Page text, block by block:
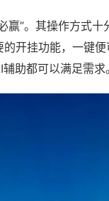
赢”。其操作方式
开挂功能，一键
助都可以满足需求。